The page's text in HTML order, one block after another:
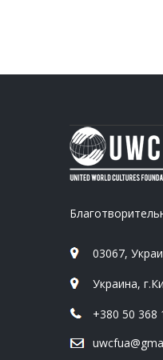
03067,
Украина,
+380 50 368